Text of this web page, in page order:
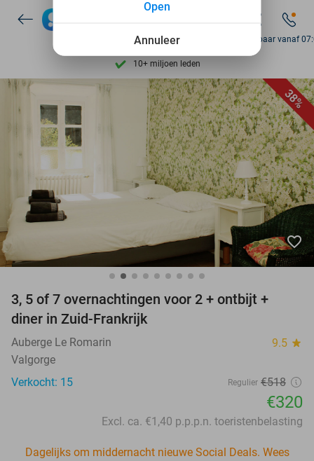
7 dagen per week beschikbaar
10+ miljoen leden
9,4 op basis van
Ontdek 15.000+ deals
7 dagen per week beschikbaar
10+ miljoen leden
Bereikbaar vanaf
38%
favorite_border
3, 5 of 7 overnachtingen voor 2 + ontbijt +
diner in Zuid-Frankrijk
Auberge Le Romarin 9.5 star
Valgorge
Verkocht: 15
Regulier €518
€320
Excl. ca. €1,40 p.p.p.n. toeristenbelasting
Dagelijks om middernacht nieuwe Social Deals. Wees
Annuleer
Open